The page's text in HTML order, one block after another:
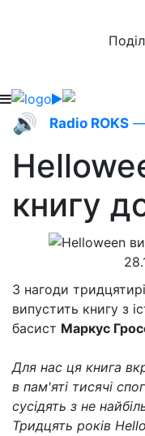
🔊 Radio ROKS —
книгу
З нагоди
випустить книгу з
басист Маркус
Для нас ця книга
в пам'яті тисячі
сусідять з не
Тридцять років